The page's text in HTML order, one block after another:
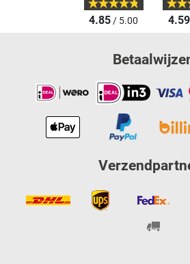
4.85/ 5.00 4.59